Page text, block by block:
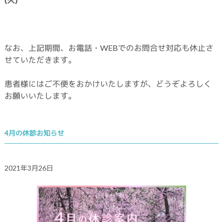
なお、上記期間、お電話・WEBでのお問合せ対応も休止さ
せていただきます。
患者様にはご不便をおかけいたしますが、どうぞよろしく
お願いいたします。
4月の休診お知らせ
2021年3月26日